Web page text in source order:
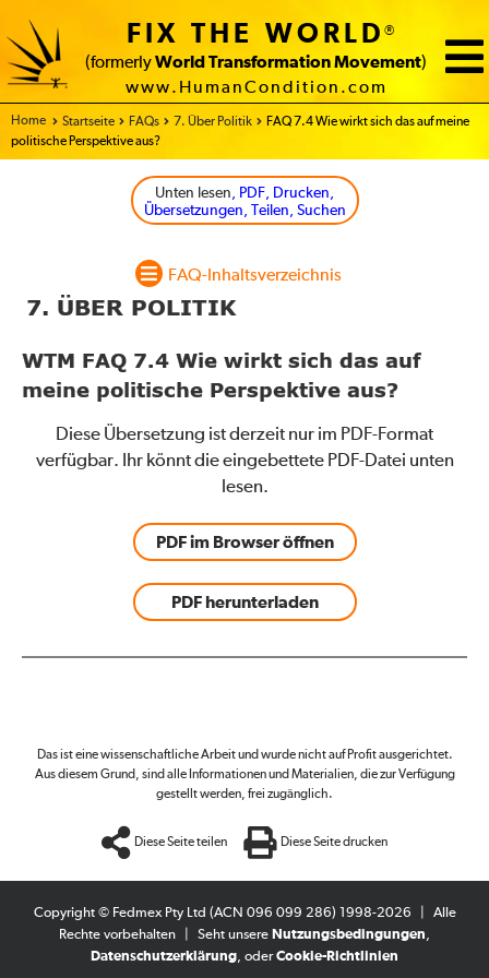
FIX THE WORLD®
(formerly World Transformation Movement)
www.HumanCondition.com
Home Startseite FAQs 7. Über Politik
FAQ 7.4 Wie wirkt sich das auf meine
politische Perspektive aus?
Unten lesen, PDF, Drucken,
Übersetzungen, Teilen, Suchen
FAQ-Inhaltsverzeichnis
7. ÜBER POLITIK
WTM FAQ 7.4 Wie wirkt sich das auf
meine politische Perspektive aus?
Diese Übersetzung ist derzeit nur im PDF-Format
verfügbar. Ihr könnt die eingebettete PDF-Datei unten
lesen.
PDF im Browser öffnen
PDF herunterladen
Das ist eine wissenschaftliche Arbeit und wurde nicht auf Profit ausgerichtet.
Aus diesem Grund, sind alle Informationen und Materialien, die zur Verfügung
gestellt werden, frei zugänglich.
Diese Seite teilen Diese Seite drucken
Copyright © Fedmex Pty Ltd (ACN 096 099 286) 1998-2026
Alle
Rechte vorbehalten
Seht unsere Nutzungsbedingungen,
Datenschutzerklärung, oderCookie-Richtlinien